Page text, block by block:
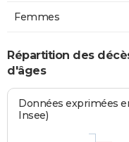
Femmes
Répartition des
d'âges
Données exprimées
Insee)